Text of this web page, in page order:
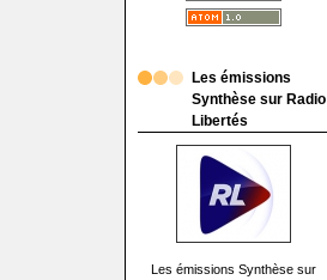
Les émissions
Synthèse sur Radio
Libertés
Les émissions Synthèse sur